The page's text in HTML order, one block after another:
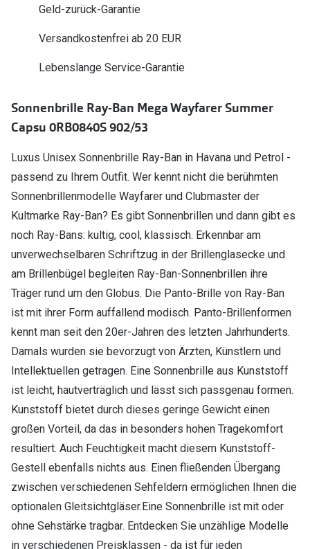
Brillenbügel
Geld-zurück-Garantie
Versandkostenfrei ab 20 EUR
Lebenslange Service-Garantie
Sonnenbrille Ray-Ban Mega Wayfarer Summer
Capsu 0RB0840S 902/53
Luxus Unisex Sonnenbrille Ray-Ban in Havana und Petrol -
passend zu Ihrem Outfit. Wer kennt nicht die berühmten
Sonnenbrillenmodelle Wayfarer und Clubmaster der
Kultmarke Ray-Ban? Es gibt Sonnenbrillen und dann gibt es
noch Ray-Bans: kultig, cool, klassisch. Erkennbar am
unverwechselbaren Schriftzug in der Brillenglasecke und
am Brillenbügel begleiten Ray-Ban-Sonnenbrillen ihre
Träger rund um den Globus. Die Panto-Brille von Ray-Ban
ist mit ihrer Form auffallend modisch. Panto-Brillenformen
kennt man seit den 20er-Jahren des letzten Jahrhunderts.
Damals wurden sie bevorzugt von Ärzten, Künstlern und
Intellektuellen getragen. Eine Sonnenbrille aus Kunststoff
ist leicht, hautverträglich und lässt sich passgenau formen.
Kunststoff bietet durch dieses geringe Gewicht einen
großen Vorteil, da das in besonders hohen Tragekomfort
resultiert. Auch Feuchtigkeit macht diesem Kunststoff-
Gestell ebenfalls nichts aus. Einen fließenden Übergang
zwischen verschiedenen Sehfeldern ermöglichen Ihnen die
optionalen Gleitsichtgläser.Eine Sonnenbrille ist mit oder
ohne Sehstärke tragbar. Entdecken Sie unzählige Modelle
in verschiedenen Preisklassen - da ist für jeden